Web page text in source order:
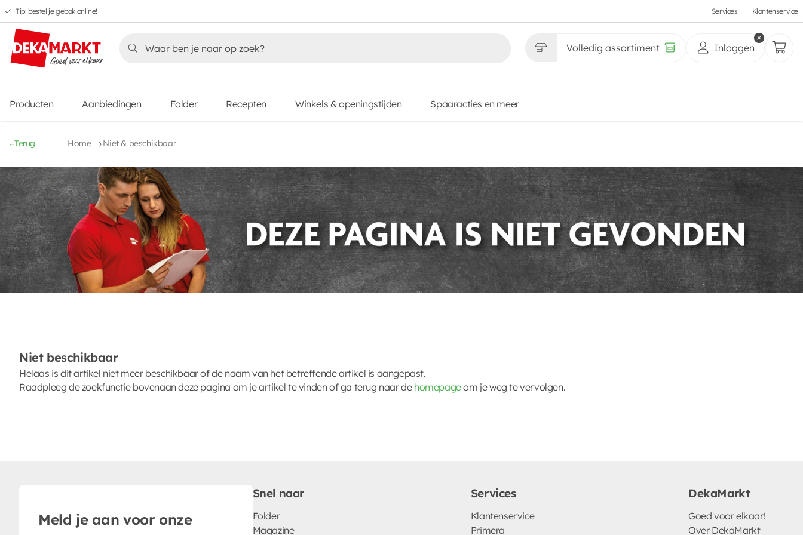
Overslaan
naar
hoofdnavigatie
Overslaan
naar
hoofdinhoud
Overslaan
naar
voettekstinhoud
Overslaan
naar
aanbiedingen
Tip: bestel je gebak online! Services Klantenservice
Volledig assortiment Inloggen
Producten Aanbiedingen Folder Recepten Winkels & openingstijden Spaaracties en meer
Terug Home Niet & beschikbaar
Niet beschikbaar
Helaas is dit artikel niet meer beschikbaar of de naam van het betreffende artikel is aangepast.
Raadpleeg de zoekfunctie bovenaan deze pagina om je artikel te vinden of ga terug naar de homepageom je weg te vervolgen.
Meld je aan voor onze
Snel naar
Folder
Magazine
Services
Klantenservice
Primera
DekaMarkt
Goed voor elkaar!
Over DekaMarkt